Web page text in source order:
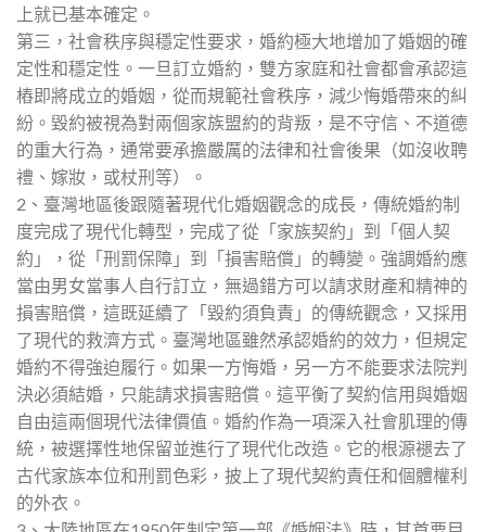
上就已基本確定。
第三，社會秩序與穩定性要求，婚約極大地增加了婚姻的確
定性和穩定性。一旦訂立婚約，雙方家庭和社會都會承認這
樁即將成立的婚姻，從而規範社會秩序，減少悔婚帶來的糾
紛。毀約被視為對兩個家族盟約的背叛，是不守信、不道德
的重大行為，通常要承擔嚴厲的法律和社會後果（如沒收聘
禮、嫁妝，或杖刑等）。
2、臺灣地區後跟隨著現代化婚姻觀念的成長，傳統婚約制
度完成了現代化轉型，完成了從「家族契約」到「個人契
約」，從「刑罰保障」到「損害賠償」的轉變。強調婚約應
當由男女當事人自行訂立，無過錯方可以請求財產和精神的
損害賠償，這既延續了「毀約須負責」的傳統觀念，又採用
了現代的救濟方式。臺灣地區雖然承認婚約的效力，但規定
婚約不得強迫履行。如果一方悔婚，另一方不能要求法院判
決必須結婚，只能請求損害賠償。這平衡了契約信用與婚姻
自由這兩個現代法律價值。婚約作為一項深入社會肌理的傳
統，被選擇性地保留並進行了現代化改造。它的根源褪去了
古代家族本位和刑罰色彩，披上了現代契約責任和個體權利
的外衣。